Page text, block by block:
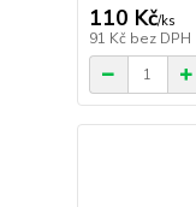
110 Kč/ks
91 Kč bez DPH